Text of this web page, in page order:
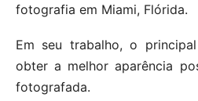
fotografia em Miami, Flórida.
Em seu trabalho, o
obter a melhor aparência
fotografada.